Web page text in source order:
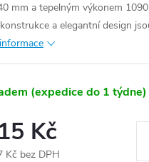
mm a tepelným výkonem
a elegantní design
(expedice do 1 týdne)
Kč
Kč bez DPH